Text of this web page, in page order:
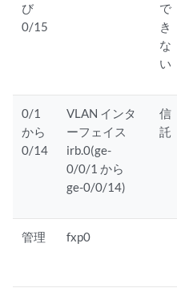
び
0/15
で
き
な
い
0/1
から
0/14
VLAN インタ
ーフェイス
irb.0(ge-
0/0/1 から
ge-0/0/14)
信
託
管理 fxp0